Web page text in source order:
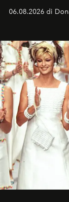
Italia la sua
06.08.2026 di